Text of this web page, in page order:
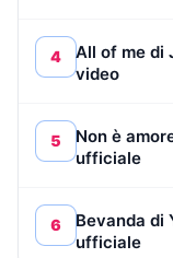
4
All of me di
video
5
Non è
ufficiale
6
Bevanda di
ufficiale